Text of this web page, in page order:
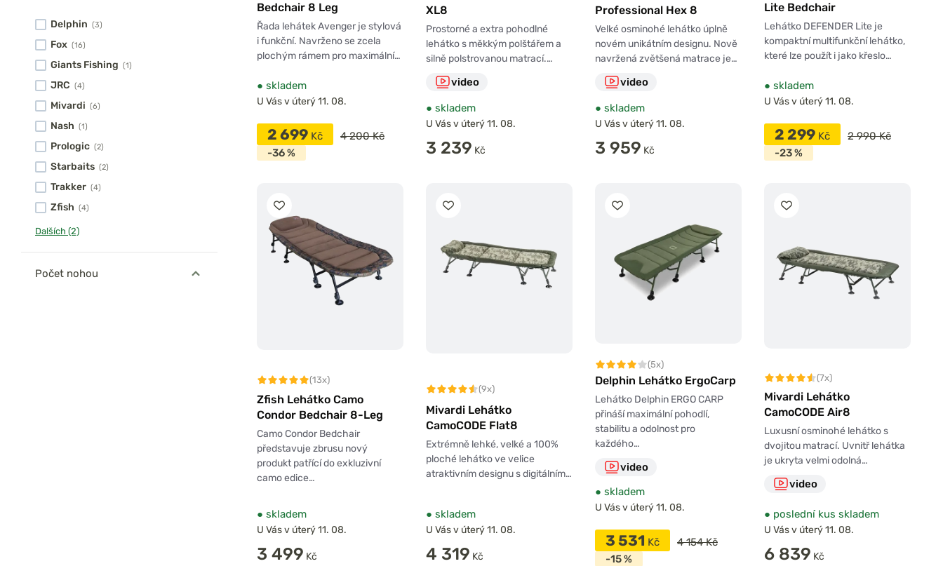
Delphin (3)
Fox (16)
Giants Fishing (1)
JRC (4)
Mivardi (6)
Nash (1)
Prologic (2)
Starbaits (2)
Trakker (4)
Zfish (4)
Dalších (2)
Počet nohou
Bedchair 8 Leg
Řada lehátek Avenger je stylová
i funkční. Navrženo se zcela
plochým rámem pro maximální…
● skladem
U Vás v úterý 11. 08.
2 699 Kč
4 200 Kč
-36 %
XL8
Prostorné a extra pohodlné
lehátko s měkkým polštářem a
silně polstrovanou matrací.…
video
● skladem
U Vás v úterý 11. 08.
3 239 Kč
Professional Hex 8
Velké osminohé lehátko úplně
novém unikátním designu. Nově
navržená zvětšená matrace je…
video
● skladem
U Vás v úterý 11. 08.
3 959 Kč
Lite Bedchair
Lehátko DEFENDER Lite je
kompaktní multifunkční lehátko,
které lze použít i jako křeslo…
● skladem
U Vás v úterý 11. 08.
2 299 Kč
2 990 Kč
-23 %
(13x)
Zfish Lehátko Camo
Condor Bedchair 8-Leg
Camo Condor Bedchair
představuje zbrusu nový
produkt patřící do exkluzivní
camo edice…
● skladem
U Vás v úterý 11. 08.
3 499 Kč
(9x)
Mivardi Lehátko
CamoCODE Flat8
Extrémně lehké, velké a 100%
ploché lehátko ve velice
atraktivním designu s digitálním…
● skladem
U Vás v úterý 11. 08.
4 319 Kč
(5x)
Delphin Lehátko ErgoCarp
Lehátko Delphin ERGO CARP
přináší maximální pohodlí,
stabilitu a odolnost pro
každého…
video
● skladem
U Vás v úterý 11. 08.
3 531 Kč
4 154 Kč
-15 %
(7x)
Mivardi Lehátko
CamoCODE Air8
Luxusní osminohé lehátko s
dvojitou matrací. Uvnitř lehátka
je ukryta velmi odolná…
video
● poslední kus skladem
U Vás v úterý 11. 08.
6 839 Kč